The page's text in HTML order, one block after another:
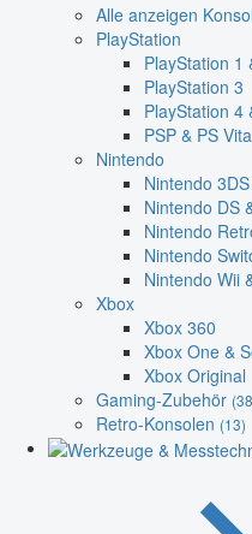
Alle anzeigen
PlayStation
PlayStation 1
PlayStation 3
PlayStation 4
PSP & PS Vita
Nintendo
Nintendo
Nintendo DS
Nintendo
Nintendo
Nintendo Wii
Xbox
Xbox 360
Xbox One &
Xbox Original
Gaming-Zubehör
Retro-Konsolen (13)